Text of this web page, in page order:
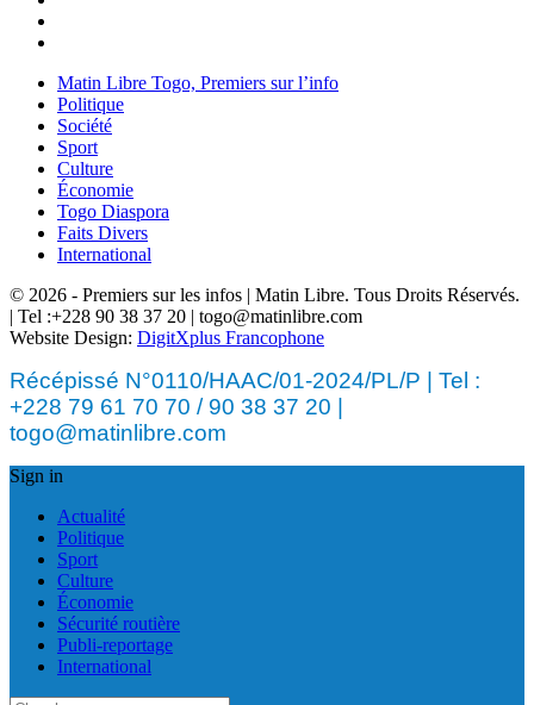
Matin Libre Togo, Premiers sur l’info
Politique
Société
Sport
Culture
Économie
Togo Diaspora
Faits Divers
International
© 2026 - Premiers sur les infos | Matin Libre. Tous Droits Réservés.
| Tel :+228 90 38 37 20 | togo@matinlibre.com
Website Design: DigitXplus Francophone
Récépissé N°0110/HAAC/01-2024/PL/P | Tel :
+228 79 61 70 70 / 90 38 37 20 |
togo@matinlibre.com
Sign in
Actualité
Politique
Sport
Culture
Économie
Sécurité routière
Publi-reportage
International